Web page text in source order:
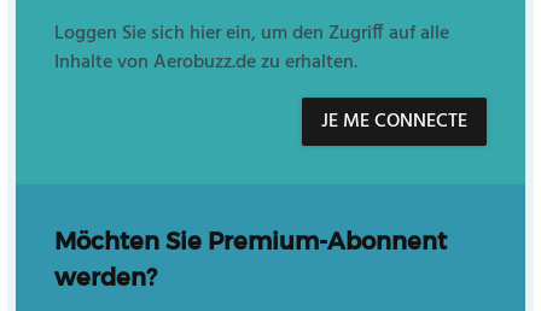
Loggen Sie sich hier ein, um den Zugriff auf alle
Inhalte von Aerobuzz.de zu erhalten.
JE ME CONNECTE
Möchten Sie Premium-Abonnent
werden?